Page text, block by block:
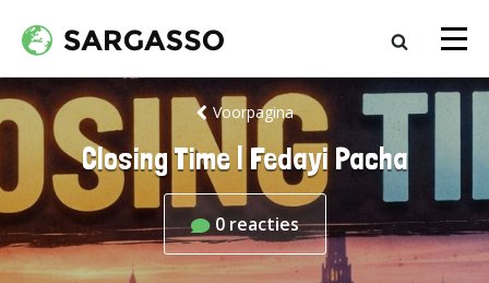
Voorpagina
Closing Time | Fedayi Pacha
0 reacties